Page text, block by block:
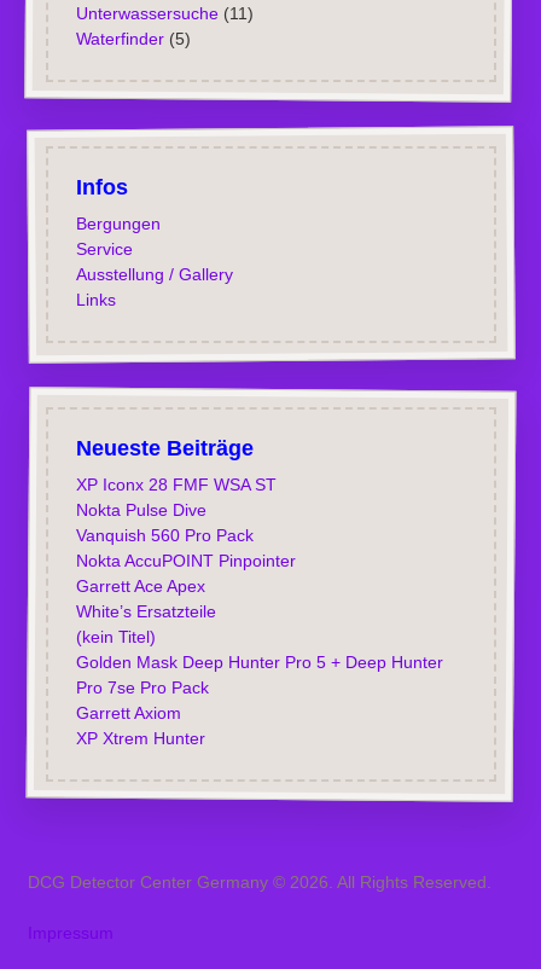
Unterwassersuche(11)
Waterfinder(5)
Infos
Bergungen
Service
Ausstellung / Gallery
Links
Neueste Beiträge
XP Iconx 28 FMF WSA ST
Nokta Pulse Dive
Vanquish 560 Pro Pack
Nokta AccuPOINT Pinpointer
Garrett Ace Apex
White’s Ersatzteile
(kein Titel)
Golden Mask Deep Hunter Pro 5 + Deep Hunter
Pro 7se Pro Pack
Garrett Axiom
XP Xtrem Hunter
DCG Detector Center Germany © 2026. All Rights Reserved.
Impressum